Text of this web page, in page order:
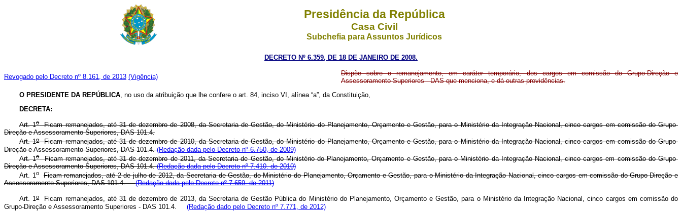
Presidência da República
Casa Civil
Subchefia para Assuntos Jurídicos
DECRETO Nº 6.359, DE 18 DE JANEIRO DE 2008.
Revogado pelo Decreto nº 8.161, de 2013 (Vigência)
Dispõe sobre o remanejamento, em caráter temporário, dos cargos em comissão do Grupo-Direção e
Assessoramento Superiores - DAS que menciona, e dá outras providências.
O PRESIDENTE DA REPÚBLICA, no uso da atribuição que lhe confere o art. 84, inciso VI, alínea “a”, da Constituição,
DECRETA:
Art. 1oFicam remanejados, até 31 de dezembro de 2008, da Secretaria de Gestão, do Ministério do Planejamento, Orçamento e Gestão, para o Ministério da Integração Nacional, cinco cargos em comissão do Grupo-
Direção e Assessoramento Superiores, DAS 101.4.
Art. 1oFicam remanejados, até 31 de dezembro de 2010, da Secretaria de Gestão, do Ministério do Planejamento, Orçamento e Gestão, para o Ministério da Integração Nacional, cinco cargos em comissão do Grupo-
Direção e Assessoramento Superiores, DAS 101.4.(Redação dada pelo Decreto nº 6.750, de 2009)
Art. 1oFicam remanejados, até 31 de dezembro de 2011, da Secretaria de Gestão, do Ministério do Planejamento, Orçamento e Gestão, para o Ministério da Integração Nacional, cinco cargos em comissão do Grupo-
Direção e Assessoramento Superiores, DAS 101.4.(Redação dada pelo Decreto nº 7.410. de 2010)
Art. 1o
Ficam remanejados, até 2 de julho de 2012, da Secretaria de Gestão, do Ministério do Planejamento, Orçamento e Gestão, para o Ministério da Integração Nacional, cinco cargos em comissão do Grupo-Direção e
Assessoramento Superiores, DAS 101.4.(Redação dada pelo Decreto nº 7.659. de 2011)
Art. 1oFicam remanejados, até 31 de dezembro de 2013, da Secretaria de Gestão Pública do Ministério do Planejamento, Orçamento e Gestão, para o Ministério da Integração Nacional, cinco cargos em comissão do
Grupo-Direção e Assessoramento Superiores - DAS 101.4. (Redação dado pelo Decreto nº 7.771, de 2012)